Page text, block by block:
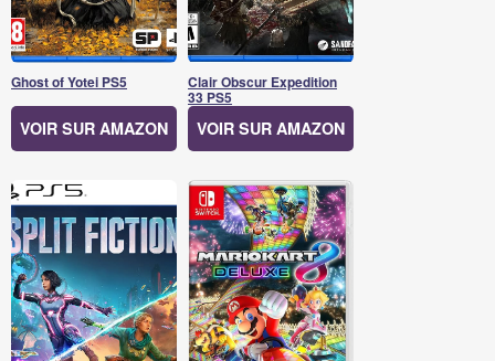
Ghost of Yotei PS5
VOIR SUR AMAZON
Clair Obscur Expedition
33 PS5
VOIR SUR AMAZON